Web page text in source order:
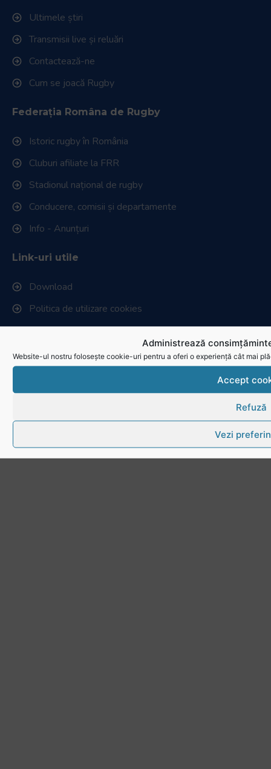
Administrează
Website-ul nostru folosește cookie-uri pentru a oferi o experiență cât mai
Accept
Refuză
Vezi
Ultimele știri
Transmisii live și reluări
Contactează-ne
Cum se joacă Rugby
Federația Româna de Rugby
Istoric rugby în România
Cluburi afiliate la FRR
Stadionul național de rugby
Conducere, comisii și departamente
Info - Anunțuri
Link-uri utile
Download
Politica de utilizare cookies